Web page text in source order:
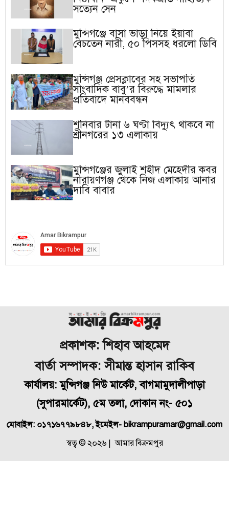
সত্যেন সেন
মুন্সিগঞ্জে বাসা ভাড়া নিয়ে ইয়াবা
বেচতেন নারী, ৫০ পিসসহ ধরলো ডিবি
মুন্সিগঞ্জ প্রেসক্লাবের সহ সভাপতি
সাংবাদিক বাবু’র বিরুদ্ধে মামলার
প্রতিবাদে মানববন্ধন
শনিবার টানা ৬ ঘণ্টা বিদ্যুৎ থাকবে না
শ্রীনগরের ১৩ এলাকায়
মুন্সিগঞ্জের জুলাই শহীদ মেহেদীর কবর
নারায়ণগঞ্জ থেকে নিজ এলাকায় আনার
দাবি বাবার
প্রকাশক: শিহাব আহমেদ
বার্তা সম্পাদক: সীমান্ত হাসান রাকিব
কার্যালয়: মুন্সিগঞ্জ নিউ মার্কেট, বাগমামুদালীপাড়া
(সুপারমার্কেট), ৫ম তলা, দোকান নং- ৫০১
মোবাইল: ০১৭১৬৭৭৯৮৪৮, ইমেইল- bikrampuramar@gmail.com
স্বত্ব © ২০২৬ | আমার বিক্রমপুর